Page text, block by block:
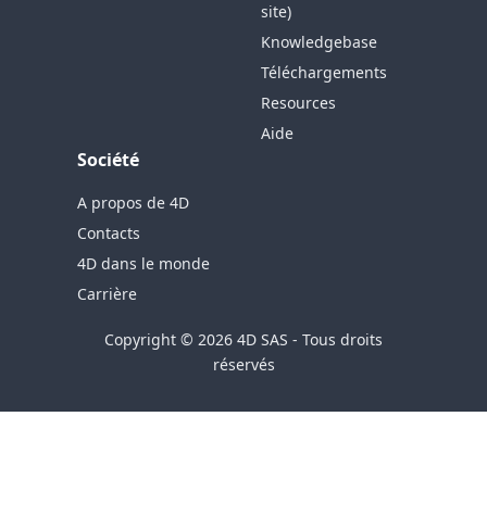
site)
Knowledgebase
Téléchargements
Resources
Aide
Société
A propos de 4D
Contacts
4D dans le monde
Carrière
Copyright © 2026 4D SAS - Tous droits
réservés